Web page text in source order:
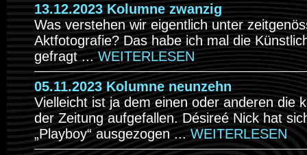
13.12.2023 Kolumne zwanzig
Was verstehen wir eigentlich unter
Aktfotografie? Das habe ich mal die
gefragt ...WEITERLESEN
05.11.2023 Kolumne neunzehn
Vielleicht ist ja dem einen oder anderen die
der Zeitung aufgefallen. Désireé Nick hat
„Playboy“ ausgezogen ...WEITERLESEN